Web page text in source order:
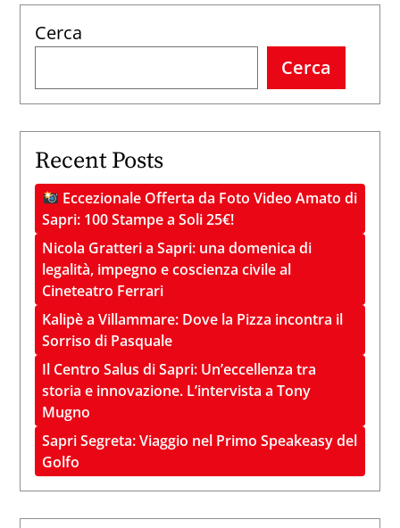
10
Cerca
Cerca
Recent Posts
Eccezionale Offerta da Foto Video Amato di
Sapri: 100 Stampe a Soli 25€!
Nicola Gratteri a Sapri: una domenica di
legalità, impegno e coscienza civile al
Cineteatro Ferrari
Kalipè a Villammare: Dove la Pizza incontra il
Sorriso di Pasquale
Il Centro Salus di Sapri: Un’eccellenza tra
storia e innovazione. L’intervista a Tony
Mugno
Sapri Segreta: Viaggio nel Primo Speakeasy del
Golfo